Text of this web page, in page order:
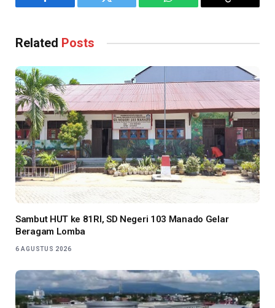
Facebook Twitter WhatsApp
Copy
Related Posts
Sambut HUT ke 81RI, SD Negeri 103 Manado Gelar
Beragam Lomba
6 AGUSTUS 2026